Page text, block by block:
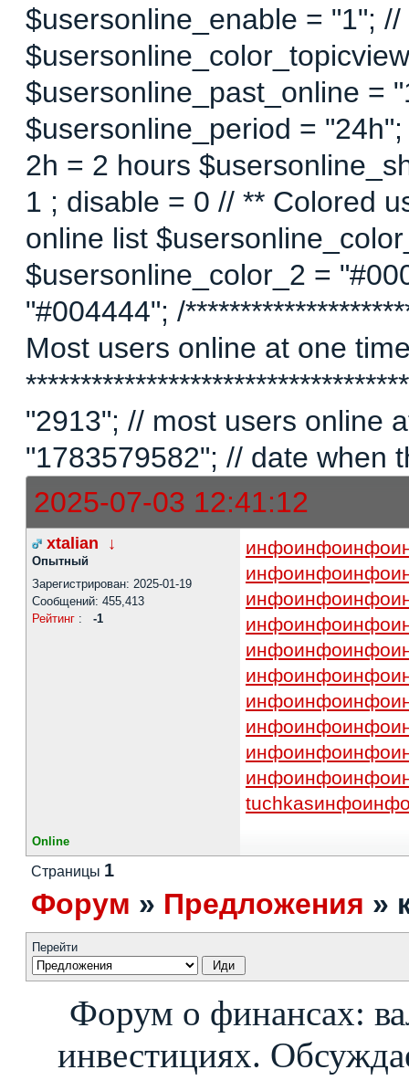
$usersonline_enable = "1";
$usersonline_past_online =
$usersonline_period =
2h = 2 hours
1 ; disable = 0 // ** Colored
online list
$usersonline_color_2 =
"#004444"; /
Most users online at one
"2913"; // most users online
"1783579582"; // date when
2025-07-03 12:41:12
xtalian ↓
Опытный
Зарегистрирован: 2025-01-19
Сообщений: 455,413
Рейтинг : -1
инфоинфоинфо
инфоинфоинфо
инфоинфоинфо
инфоинфоинфо
инфоинфоинфо
инфоинфоинфо
инфоинфоинфо
инфоинфоинфо
инфоинфоинфо
инфоинфоинфо
tuchkasинфо
Online
Страницы 1
Форум » Предложения »
Перейти
Форум о финансах:
инвестициях.